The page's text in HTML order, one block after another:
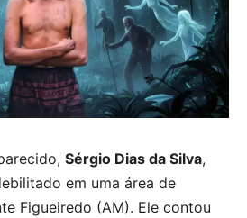
Sérgio Dias da Silva,
em uma área de
Figueiredo (AM). Ele contou